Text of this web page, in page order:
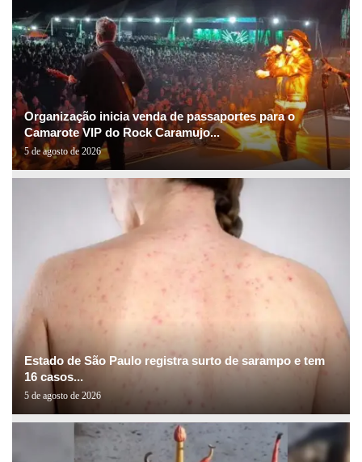
Organização inicia venda de passaportes para o
Camarote VIP do Rock Caramujo...
5 de agosto de 2026
Estado de São Paulo registra surto de sarampo e tem
16 casos...
5 de agosto de 2026